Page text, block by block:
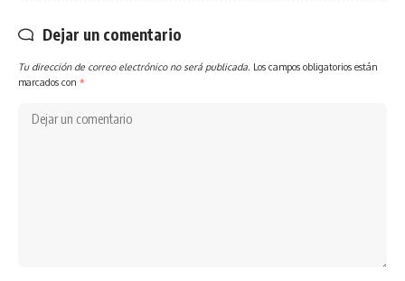
Dejar un comentario
Tu dirección de correo electrónico no será publicada. Los campos obligatorios están
marcados con *